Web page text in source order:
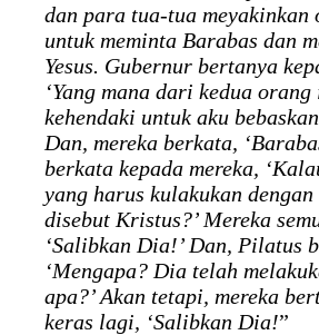
dan para tua-tua meyakinkan
untuk meminta Barabas dan
Yesus. Gubernur bertanya
‘Yang mana dari kedua
kehendaki untuk aku
Dan, mereka berkata,
berkata kepada mereka,
yang harus kulakukan dengan
disebut Kristus?’ Mereka
‘Salibkan Dia!’ Dan, Pilatus
‘Mengapa? Dia telah
apa?’ Akan tetapi, mereka
keras lagi, ‘Salibkan Dia!”